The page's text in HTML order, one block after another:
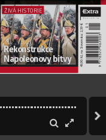
49,90 Kč, na Slovensku: 2,39
€
ŽIVÁ HISTORIE
Rekonstrukce
Napoleonovy bitvy